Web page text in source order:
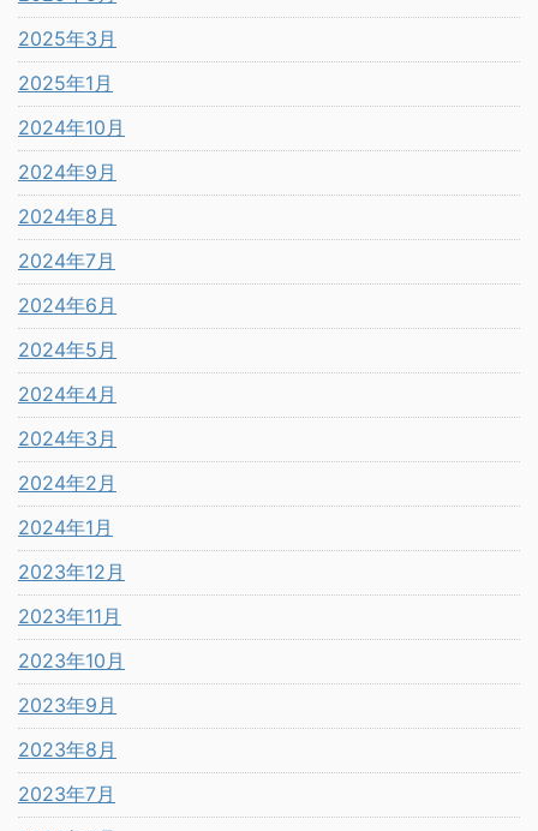
2025年3月
2025年1月
2024年10月
2024年9月
2024年8月
2024年7月
2024年6月
2024年5月
2024年4月
2024年3月
2024年2月
2024年1月
2023年12月
2023年11月
2023年10月
2023年9月
2023年8月
2023年7月